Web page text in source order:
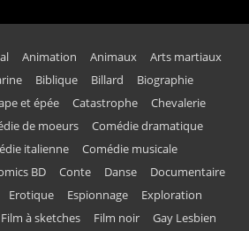
Animation Animaux
Arts martiaux
Biblique Billard
Biographie
et épée Catastrophe
Chevalerie
de moeurs
Comédie dramatique
italienne
Comédie musicale
BD Conte Danse
Documentaire
Erotique Espionnage
Exploration
Film à sketches Film noir
Gay Lesbien